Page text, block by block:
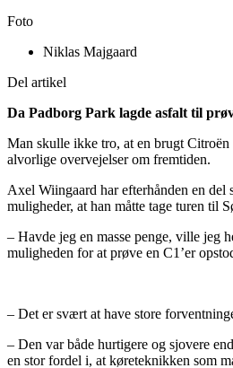
Foto
Niklas Majgaard
Del artikel
Da Padborg Park lagde asfalt til
Man skulle ikke tro, at en brugt
alvorlige overvejelser om fremtiden.
Axel Wiingaard har efterhånden en
muligheder, at han måtte tage turen til
– Havde jeg en masse penge, ville jeg
muligheden for at prøve en C1’er
– Det er svært at have store
– Den var både hurtigere og sjovere
en stor fordel i, at køreteknikken som